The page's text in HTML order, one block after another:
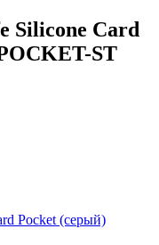
Silicone Card
ST